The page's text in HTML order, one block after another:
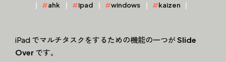
#ahk #ipad #windows #kaizen
iPad でマルチタスクをするための機能の一つが Slide
Over です。